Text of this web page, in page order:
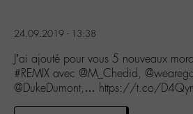
24.09.2019 - 13:38
J’ai ajouté pour vous 5 nouveaux
#REMIX avec @M_Chedid,
@DukeDumont,… https://t.co/